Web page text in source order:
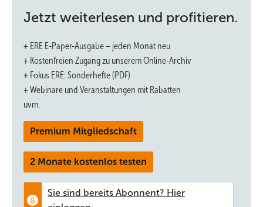
Worauf bei der Umrüstung des Erdgasnetzes auf
Wasserstoff geachtet werden muss.
Speicher für den Handel
Eine Batterie wird stark belastet, wenn sie Preisschwankungen an der
Strombörse profitabel nutzen soll. | 50
Hürden beseitigen!
Ein schneller Zubau von Flexibilität kann den Erfolg der Erneuerbaren
Jetzt weiterlesen und profitieren.
+ ERE E-Paper-Ausgabe – jeden Monat neu
+ Kostenfreien Zugang zu unserem Online-Archiv
+ Fokus ERE: Sonderhefte (PDF)
+ Webinare und Veranstaltungen mit Rabatten
uvm.
Premium Mitgliedschaft
2 Monate kostenlos testen